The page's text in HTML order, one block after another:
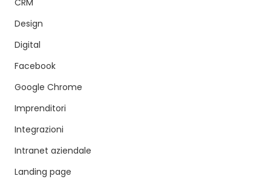
CRM
Design
Digital
Facebook
Google Chrome
Imprenditori
Integrazioni
Intranet aziendale
Landing page